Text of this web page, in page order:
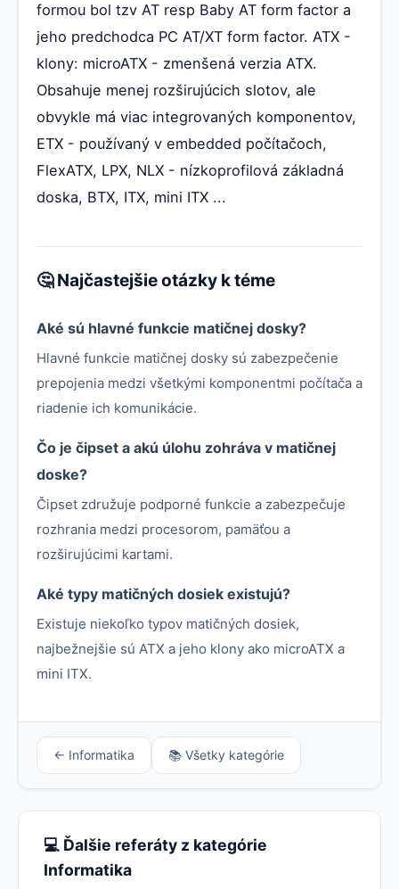
formou bol tzv AT resp Baby AT form factor a
jeho predchodca PC AT/XT form factor. ATX -
klony: microATX - zmenšená verzia ATX.
Obsahuje menej rozširujúcich slotov, ale
obvykle má viac integrovaných komponentov,
ETX - používaný v embedded počítačoch,
FlexATX, LPX, NLX - nízkoprofilová základná
doska, BTX, ITX, mini ITX ...
🤔 Najčastejšie otázky k téme
Aké sú hlavné funkcie matičnej dosky?
Hlavné funkcie matičnej dosky sú zabezpečenie
prepojenia medzi všetkými komponentmi počítača a
riadenie ich komunikácie.
Čo je čipset a akú úlohu zohráva v matičnej
doske?
Čipset združuje podporné funkcie a zabezpečuje
rozhrania medzi procesorom, pamäťou a
rozširujúcimi kartami.
Aké typy matičných dosiek existujú?
Existuje niekoľko typov matičných dosiek,
najbežnejšie sú ATX a jeho klony ako microATX a
mini ITX.
← Informatika 📚 Všetky kategórie
💻 Ďalšie referáty z kategórie
Informatika